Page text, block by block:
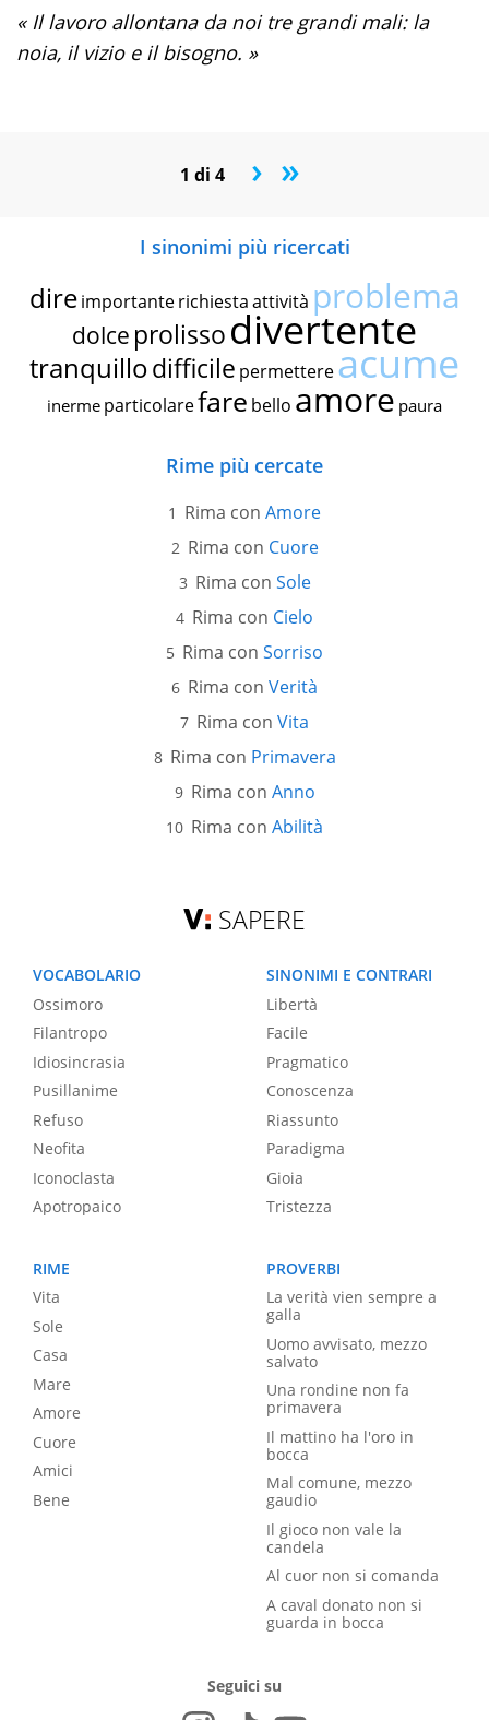
« Il lavoro allontana da noi tre grandi mali: la
noia, il vizio e il bisogno. »
1 di 4 › »
I sinonimi più ricercati
dire importante richiestaattività problema
dolce prolissodivertente
tranquillodifficile permettereacume
inerme particolarefare bello amore paura
Rime più cercate
Rima con Amore
Rima con Cuore
Rima con Sole
Rima con Cielo
Rima con Sorriso
Rima con Verità
Rima con Vita
Rima con Primavera
Rima con Anno
Rima con Abilità
SAPERE
VOCABOLARIO
Ossimoro
Filantropo
Idiosincrasia
Pusillanime
Refuso
Neofita
Iconoclasta
Apotropaico
SINONIMI E CONTRARI
Libertà
Facile
Pragmatico
Conoscenza
Riassunto
Paradigma
Gioia
Tristezza
RIME
Vita
Sole
Casa
Mare
Amore
Cuore
Amici
Bene
PROVERBI
La verità vien sempre a
galla
Uomo avvisato, mezzo
salvato
Una rondine non fa
primavera
Il mattino ha l'oro in
bocca
Mal comune, mezzo
gaudio
Il gioco non vale la
candela
Al cuor non si comanda
A caval donato non si
guarda in bocca
Seguici su